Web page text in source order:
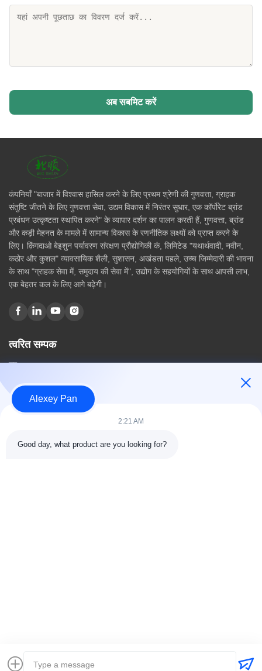
अब सबमिट करें
कंपनियाँ "बाजार में विश्वास हासिल करने के लिए प्रथम श्रेणी की गुणवत्ता, ग्राहक
संतुष्टि जीतने के लिए गुणवत्ता सेवा, उद्यम विकास में निरंतर सुधार, एक कॉर्पोरेट ब्रांड
प्रबंधन उत्कृष्टता स्थापित करने" के व्यापार दर्शन का पालन करती हैं, गुणवत्ता, ब्रांड
और कड़ी मेहनत के मामले में सामान्य विकास के रणनीतिक लक्ष्यों को प्राप्त करने के
लिए। क़िंगदाओ बेइशुन पर्यावरण संरक्षण प्रौद्योगिकी कं, लिमिटेड "यथार्थवादी, नवीन,
कठोर और कुशल" व्यावसायिक शैली, सुशासन, अखंडता पहले, उच्च जिम्मेदारी की भावना
के साथ "ग्राहक सेवा में, समुदाय की सेवा में", उद्योग के सहयोगियों के साथ आपसी लाभ,
एक बेहतर कल के लिए आगे बढ़ेगी।
त्वरित सम्पक
घर
उत्पादों
संपर्क करें
श्रेणियाँ
Technology Co.,Ltd. . सर्वाधिकार सुरक्षित। |
Alexey Pan
2:21 AM
Good day, what product are you looking for?